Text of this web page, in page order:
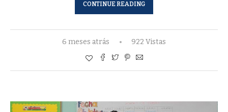
CONTINUE READING
6 meses atrás 922 Vistas